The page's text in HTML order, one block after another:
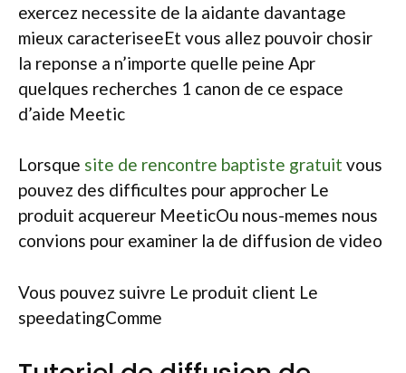
exercez necessite de la aidante davantage
mieux caracteriseeEt vous allez pouvoir chosir
la reponse a n’importe quelle peine Apr
quelques recherches 1 canon de ce espace
d’aide Meetic
Lorsque site de rencontre baptiste gratuit vous
pouvez des difficultes pour approcher Le
produit acquereur MeeticOu nous-memes nous
convions pour examiner la de diffusion de video
Vous pouvez suivre Le produit client Le
speedatingComme